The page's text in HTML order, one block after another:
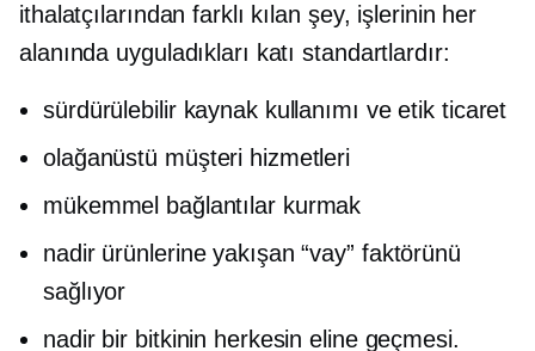
ithalatçılarından farklı kılan şey, işlerinin her
alanında uyguladıkları katı standartlardır:
sürdürülebilir kaynak kullanımı ve etik ticaret
olağanüstü müşteri hizmetleri
mükemmel bağlantılar kurmak
nadir ürünlerine yakışan “vay” faktörünü
sağlıyor
nadir bir bitkinin herkesin eline geçmesi.